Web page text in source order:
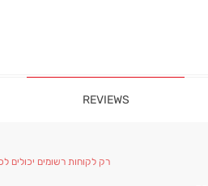
REVIEWS
רק לקוחות רשומים יכולים